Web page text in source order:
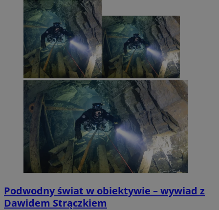
Podwodny świat w obiektywie – wywiad z
Dawidem Strączkiem